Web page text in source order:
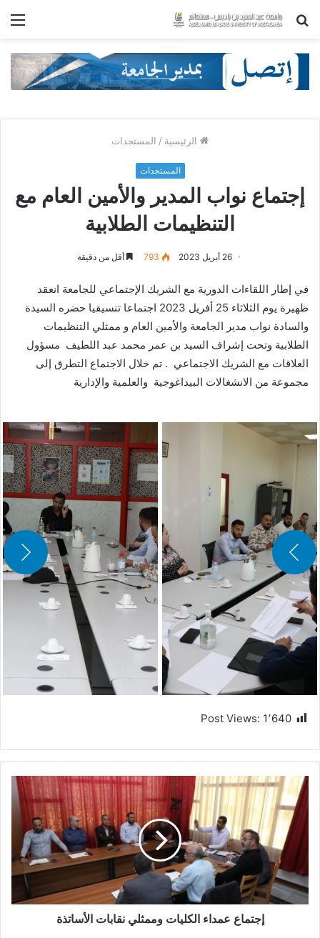
بحث
الرئيسية / المستجدات
المستجدات
إجتماع نواب المدير والأمين العام مع
التنظيمات الطلابية
26 أبريل 2023 793 أقل من دقيقة
في إطار اللقاءات الدورية مع الشريك الإجتماعي للجامعة انعقد
ظهيرة يوم الثلاثاء 25 أفريل 2023 اجتماعا تنسيقيا حضره السيدة
والسادة نواب مدير الجامعة والأمين العام و ممثلي التنظيمات
الطلابية وتحت إشراف السيد بن عمر محمد عبد اللطيف مسؤول
العلاقات مع الشريك الاجتماعي . تم خلال الاجتماع التطرق إلى
مجموعة من الانشغالات البيداغوجية والعلمية والإدارية
Post Views: 1٬640
إجتماع عمداء الكليات وممثلي نقابات الأساتذة